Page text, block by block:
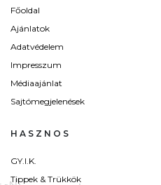
Főoldal
Ajánlatok
Adatvédelem
Impresszum
Médiaajánlat
Sajtómegjelenések
HASZNOS
GY.I.K.
Tippek & Trükkök